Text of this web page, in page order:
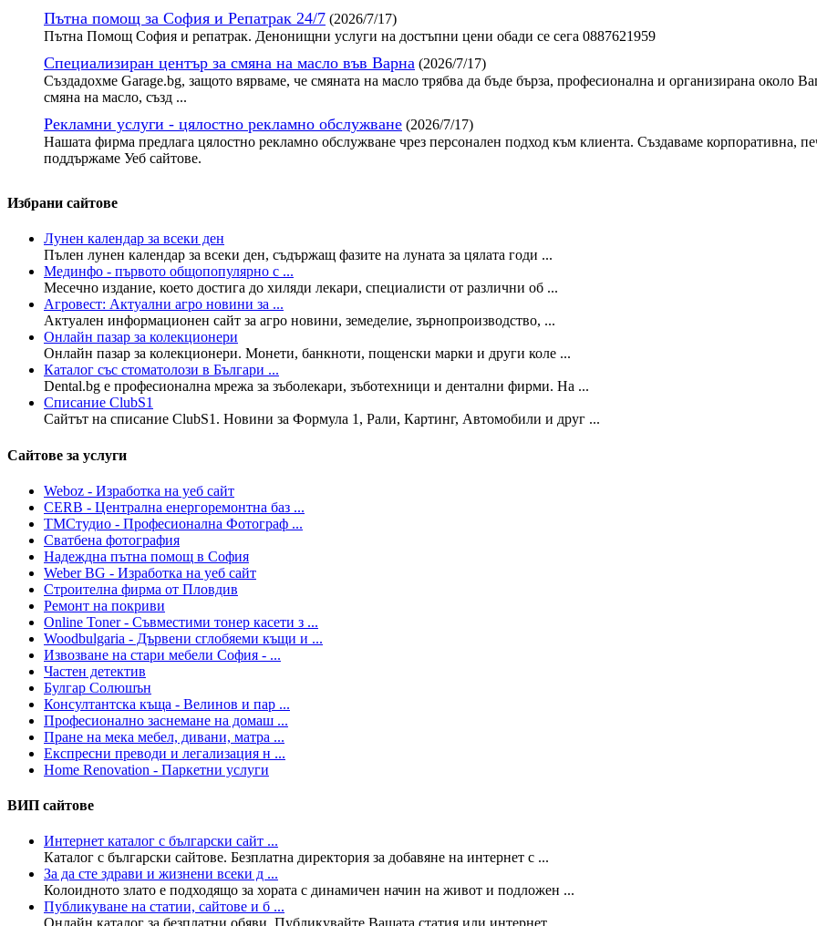
Пътна помощ за София и Репатрак 24/7 (2026/7/17)
Пътна Помощ София и репатрак. Денонищни услуги на достъпни цени обади се сега 0887621959
Специализиран център за смяна на масло във Варна (2026/7/17)
Създадохме Garage.bg, защото вярваме, че смяната на масло трябва да бъде бърза, професионална и организирана около
смяна на масло, създ ...
Рекламни услуги - цялостно рекламно обслужване (2026/7/17)
Нашата фирма предлага цялостно рекламно обслужване чрез персонален подход към клиента. Създаваме корпоративна,
поддържаме Уеб сайтове.
Избрани сайтове
Лунен календар за всеки ден
Пълен лунен календар за всеки ден, съдържащ фазите на луната за цялата годи ...
Мединфо - първото общопопулярно с ...
Месечно издание, което достига до хиляди лекари, специалисти от различни об ...
Агровест: Актуални агро новини за ...
Актуален информационен сайт за агро новини, земеделие, зърнопроизводство, ...
Онлайн пазар за колекционери
Онлайн пазар за колекционери. Монети, банкноти, пощенски марки и други коле ...
Каталог със стоматолози в Българи ...
Dental.bg е професионална мрежа за зъболекари, зъботехници и дентални фирми. На ...
Списание ClubS1
Сайтът на списание ClubS1. Новини за Формула 1, Рали, Картинг, Автомобили и друг ...
Сайтове за услуги
Weboz - Изработка на уеб сайт
CERB - Централна енергоремонтна баз ...
ТМСтудио - Професионална Фотограф ...
Сватбена фотография
Надеждна пътна помощ в София
Weber BG - Изработка на уеб сайт
Строителна фирма от Пловдив
Ремонт на покриви
Online Toner - Съвместими тонер касети з ...
Woodbulgaria - Дървени сглобяеми къщи и ...
Извозване на стари мебели София - ...
Частен детектив
Булгар Солюшън
Консултантска къща - Велинов и пар ...
Професионално заснемане на домаш ...
Пране на мека мебел, дивани, матра ...
Експресни преводи и легализация н ...
Home Renovation - Паркетни услуги
ВИП сайтове
Интернет каталог с български сайт ...
Каталог с български сайтове. Безплатна директория за добавяне на интернет с ...
За да сте здрави и жизнени всеки д ...
Колoидното злато е подходящо за хората с динамичен начин на живот и подложен ...
Публикуване на статии, сайтове и б ...